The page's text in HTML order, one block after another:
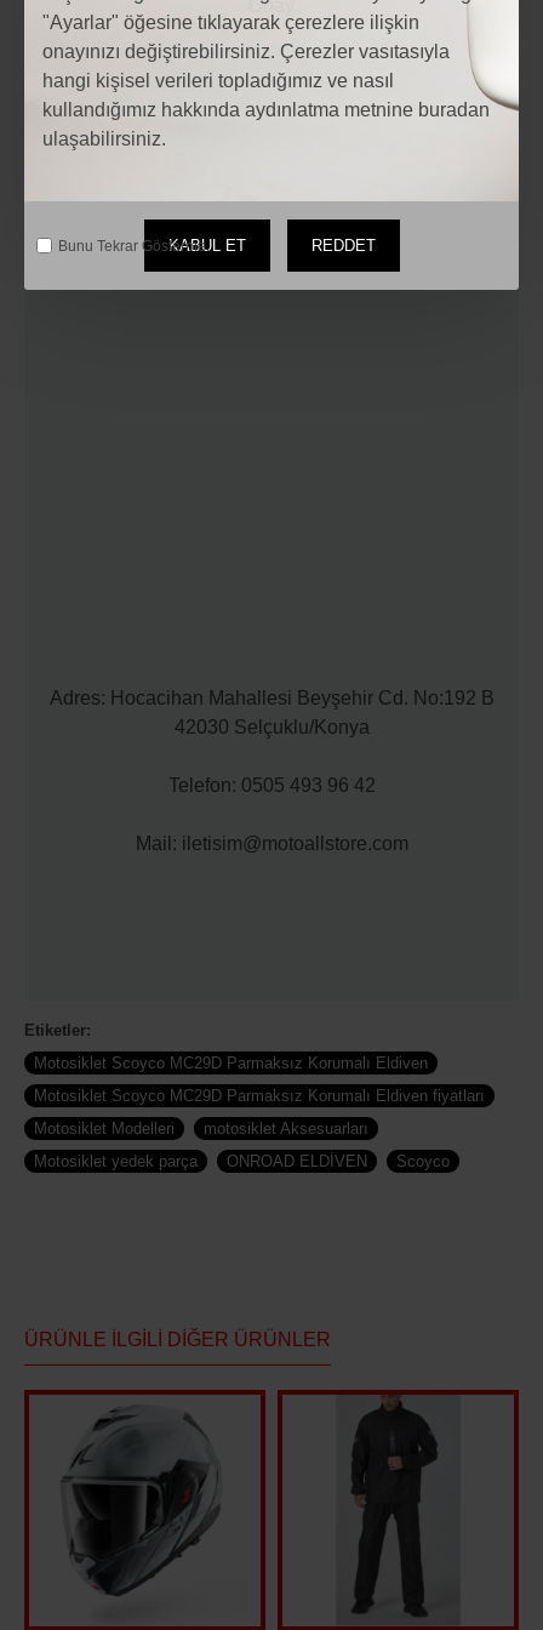
"Ayarlar" öğesine tıklayarak çerezlere ilişkin
onayınızı değiştirebilirsiniz. Çerezler vasıtasıyla
hangi kişisel verileri topladığımız ve nasıl
kullandığımız hakkında aydınlatma metnine buradan
ulaşabilirsiniz.
KABUL ET REDDET
Bunu Tekrar Gösterme.
Adres: Hocacihan Mahallesi Beyşehir Cd. No:192 B
42030 Selçuklu/Konya
Telefon: 0505 493 96 42
Mail: iletisim@motoallstore.com
Etiketler:
Motosiklet Scoyco MC29D Parmaksız Korumalı Eldiven
Motosiklet Scoyco MC29D Parmaksız Korumalı Eldiven fiyatları
Motosiklet Modelleri
motosiklet Aksesuarları
Motosiklet yedek parça
ONROAD ELDİVEN Scoyco
ÜRÜNLE İLGILI DIĞER ÜRÜNLER